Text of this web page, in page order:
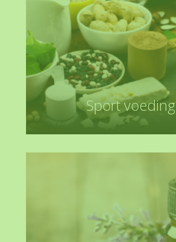
Sport voeding